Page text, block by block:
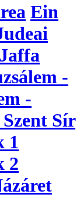
Ein
Jaffa
-
-
Sír
1
2